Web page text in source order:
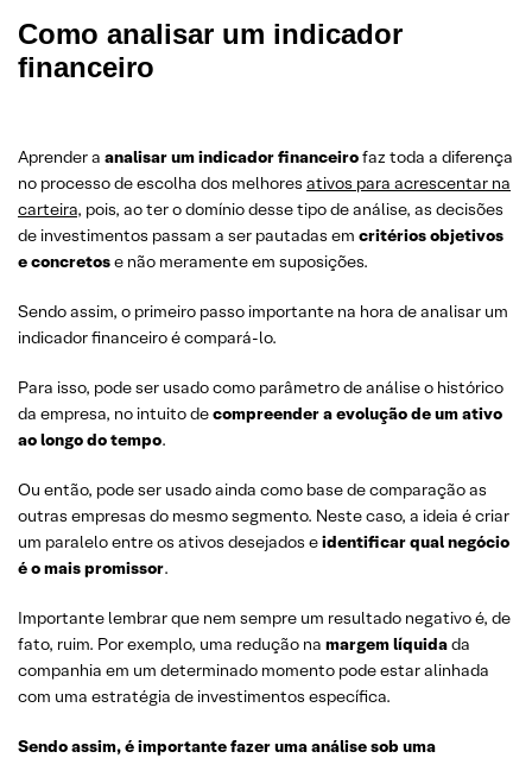
Como analisar um indicador
financeiro
Aprender a analisar umindicador financeirofaz toda a diferença
no processo de escolha dos melhores ativos para acrescentar na
carteira, pois, ao ter o domínio desse tipo de análise, as decisões
de investimentos passam a ser pautadas em critérios objetivos
e concretose não meramente em suposições.
Sendo assim, o primeiro passo importante na hora de analisar um
indicador financeiro é compará-lo.
Para isso, pode ser usado como parâmetro de análise o histórico
da empresa, no intuito decompreender a evolução de um ativo
ao longo do tempo.
Ou então, pode ser usado ainda como base de comparação as
outras empresas do mesmo segmento. Neste caso, a ideia é criar
um paralelo entre os ativos desejados eidentificar qual negócio
é o mais promissor.
Importante lembrar que nem sempre um resultado negativo é, de
fato, ruim. Por exemplo, uma redução na margem líquidada
companhia em um determinado momento pode estar alinhada
com uma estratégia de investimentos específica.
Sendo assim, é importante fazer uma análise sob uma